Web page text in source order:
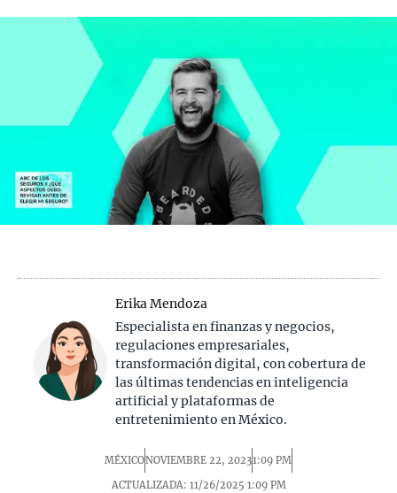
Erika Mendoza
Especialista en finanzas y negocios,
regulaciones empresariales,
transformación digital, con cobertura de
las últimas tendencias en inteligencia
artificial y plataformas de
entretenimiento en México.
MÉXICONOVIEMBRE 22, 20231:09 PM
ACTUALIZADA: 11/26/2025 1:09 PM